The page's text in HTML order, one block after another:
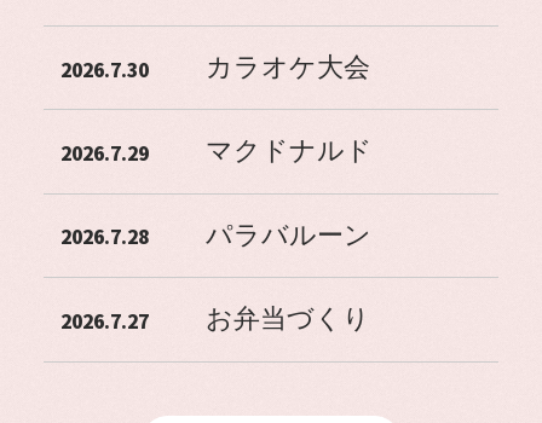
2026.7.30 カラオケ大会
2026.7.29 マクドナルド
2026.7.28 パラバルーン
2026.7.27 お弁当づくり